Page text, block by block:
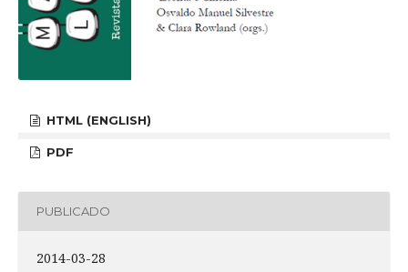
HTML (ENGLISH)
PDF
PUBLICADO
2014-03-28